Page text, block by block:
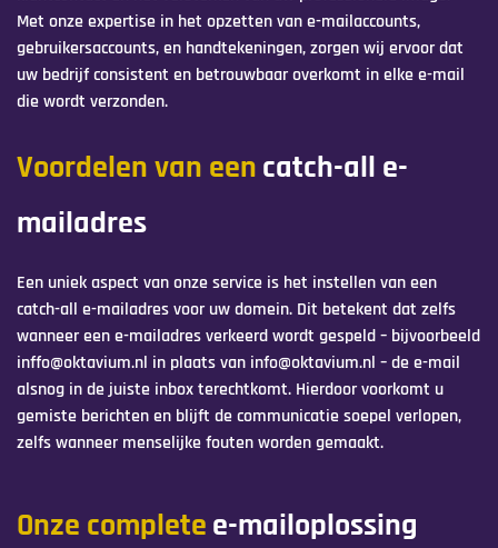
Met onze expertise in het opzetten van e-mailaccounts,
gebruikersaccounts, en handtekeningen, zorgen wij ervoor dat
uw bedrijf consistent en betrouwbaar overkomt in elke e-mail
die wordt verzonden.
Voordelen van eencatch-all e-
mailadres
Een uniek aspect van onze service is het instellen van een
catch-all e-mailadres voor uw domein. Dit betekent dat zelfs
wanneer een e-mailadres verkeerd wordt gespeld – bijvoorbeeld
inffo@oktavium.nl in plaats van info@oktavium.nl – de e-mail
alsnog in de juiste inbox terechtkomt. Hierdoor voorkomt u
gemiste berichten en blijft de communicatie soepel verlopen,
zelfs wanneer menselijke fouten worden gemaakt.
Onze completee-mailoplossing